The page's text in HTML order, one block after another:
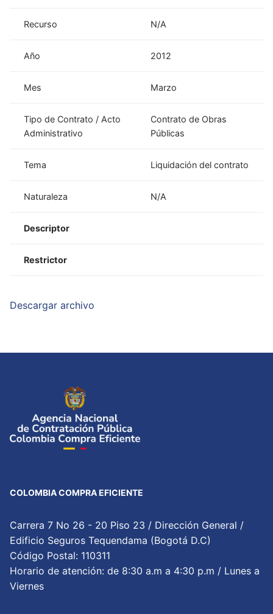
Recurso N/A
Año 2012
Mes Marzo
Tipo de Contrato / Acto
Administrativo
Contrato de Obras
Públicas
Tema Liquidación del contrato
Naturaleza N/A
Descriptor
Restrictor
Descargar archivo
COLOMBIA COMPRA EFICIENTE
Carrera 7 No 26 - 20 Piso 23 / Dirección General /
Edificio Seguros Tequendama (Bogotá D.C)
Código Postal: 110311
Horario de atención: de 8:30 a.m a 4:30 p.m / Lunes a
Viernes